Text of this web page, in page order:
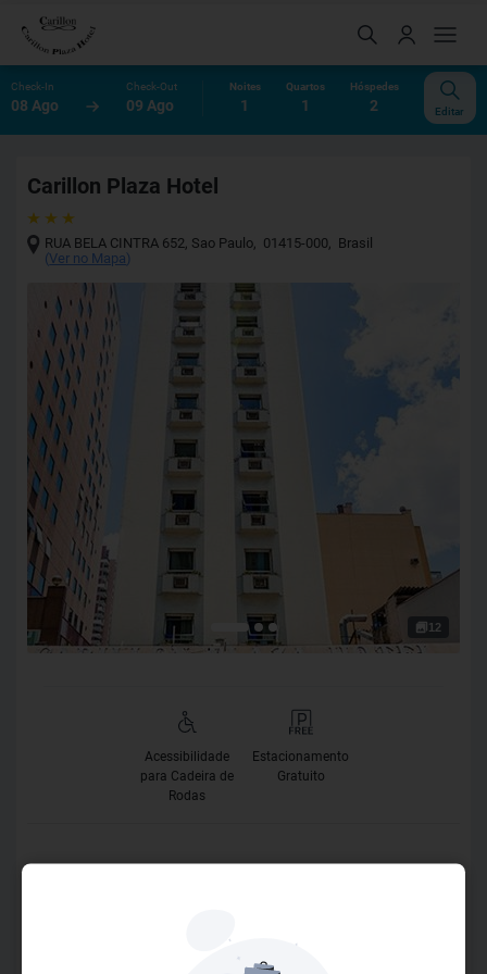
Check-In
08 Ago
Check-Out
09 Ago
Noites
1
Quartos
1
Hóspedes
2 Editar
Carillon Plaza Hotel
RUA BELA CINTRA 652, Sao Paulo, 01415-000, Brasil
(Ver no Mapa)
12
Acessibilidade
para Cadeira de
Rodas
Estacionamento
Gratuito
nacional. Estrategicamente localizado próximo aos